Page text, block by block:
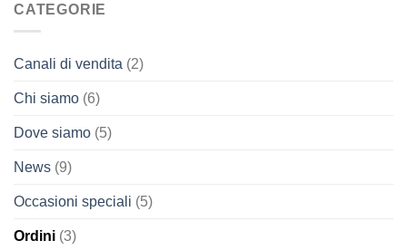
CATEGORIE
Canali di vendita (2)
Chi siamo (6)
Dove siamo (5)
News (9)
Occasioni speciali (5)
Ordini (3)